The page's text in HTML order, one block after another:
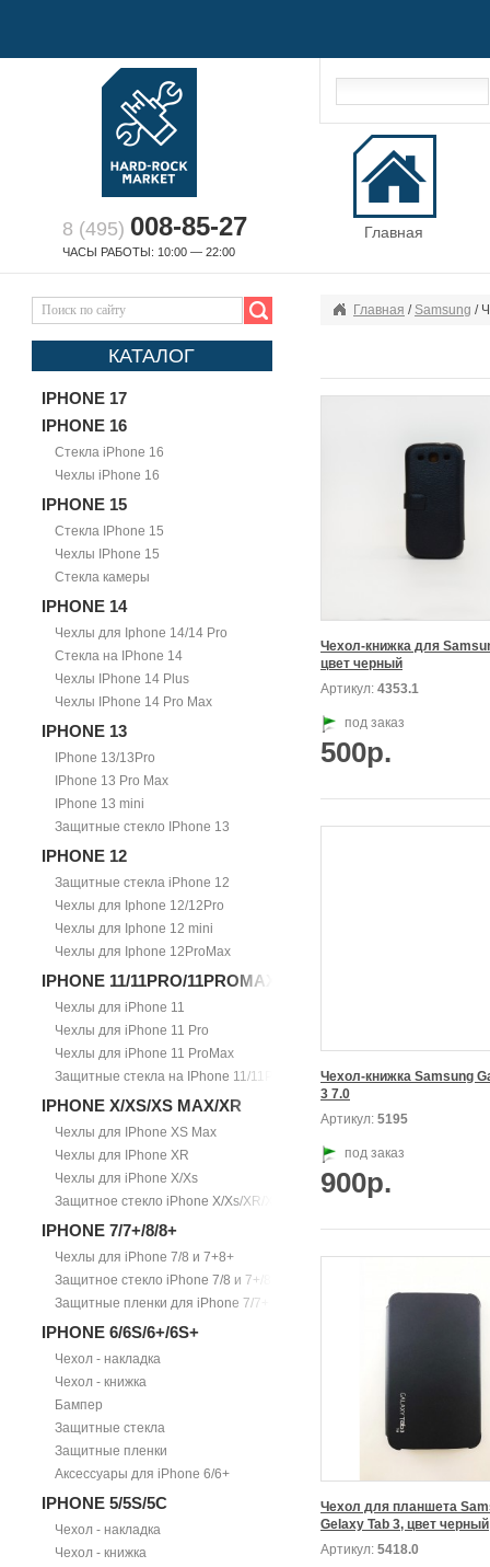
8 (495) 008-85-27
ЧАСЫ РАБОТЫ: 10:00 — 22:00
Главная
КАТАЛОГ
IPHONE 17
IPHONE 16
Стекла iPhone 16
Чехлы iPhone 16
IPHONE 15
Стекла IPhone 15
Чехлы IPhone 15
Стекла камеры
IPHONE 14
Чехлы для Iphone 14/14 Pro
Стекла на IPhone 14
Чехлы IPhone 14 Plus
Чехлы IPhone 14 Pro Max
IPHONE 13
IPhone 13/13Pro
IPhone 13 Pro Max
IPhone 13 mini
Защитные стекло IPhone 13
IPHONE 12
Защитные стекла iPhone 12
Чехлы для Iphone 12/12Pro
Чехлы для Iphone 12 mini
Чехлы для Iphone 12ProMax
IPHONE 11/11PRO/11PROMAX
Чехлы для iPhone 11
Чехлы для iPhone 11 Pro
Чехлы для iPhone 11 ProMax
Защитные стекла на IPhone 11/11Pro/11ProMax
IPHONE X/XS/XS MAX/XR
Чехлы для IPhone XS Max
Чехлы для IPhone XR
Чехлы для iPhone X/Xs
Защитное стекло iPhone X/Xs/XR/Xs Max
IPHONE 7/7+/8/8+
Чехлы для iPhone 7/8 и 7+8+
Защитное стекло iPhone 7/8 и 7+/8+
Защитные пленки для iPhone 7/7+
IPHONE 6/6S/6+/6S+
Чехол - накладка
Чехол - книжка
Бампер
Защитные стекла
Защитные пленки
Аксессуары для iPhone 6/6+
IPHONE 5/5S/5С
Чехол - накладка
Чехол - книжка
Главная / Samsung /
Чехол-книжка для
цвет черный
Артикул: 4353.1
под заказ
500р.
Чехол-книжка Samsung
3 7.0
Артикул: 5195
под заказ
900р.
Чехол для планшета
Gelaxy Tab 3, цвет черный
Артикул: 5418.0